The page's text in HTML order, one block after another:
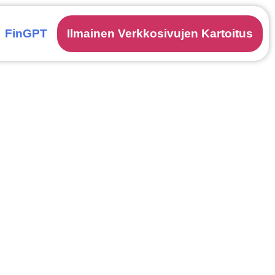
FinGPT Ilmainen Verkkosivujen Kartoitus